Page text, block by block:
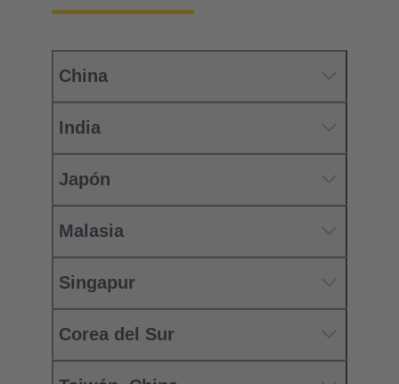
China
India
Japón
Malasia
Singapur
Corea del Sur